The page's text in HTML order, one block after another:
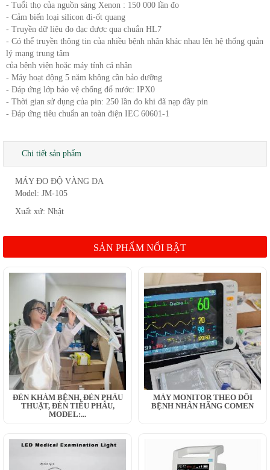
- Tuổi thọ của nguồn sáng Xenon : 150 000 lần đo
- Cảm biến loại silicon đi-ốt quang
- Truyền dữ liệu đo đạc được qua chuẩn HL7
- Có thể truyền thông tin của nhiều bệnh nhân khác nhau lên hệ thống quản
lý mạng trung tâm
của bệnh viện hoặc máy tính cá nhân
- Máy hoạt động 5 năm không cần bảo dưỡng
- Đáp ứng lớp bảo vệ chống đổ nước: IPX0
- Thời gian sử dụng của pin: 250 lần đo khi đã nạp đầy pin
- Đáp ứng tiêu chuẩn an toàn điện IEC 60601-1
Chi tiết sản phẩm
MÁY ĐO ĐỘ VÀNG DA
Model: JM-105
Xuất xứ: Nhật
SẢN PHẨM NỔI BẬT
ĐÈN KHÁM BỆNH, ĐÈN PHẪU
THUẬT, ĐÈN TIỂU PHẪU,
MODEL:...
MÁY MONITOR THEO DÕI
BỆNH NHÂN HÃNG COMEN